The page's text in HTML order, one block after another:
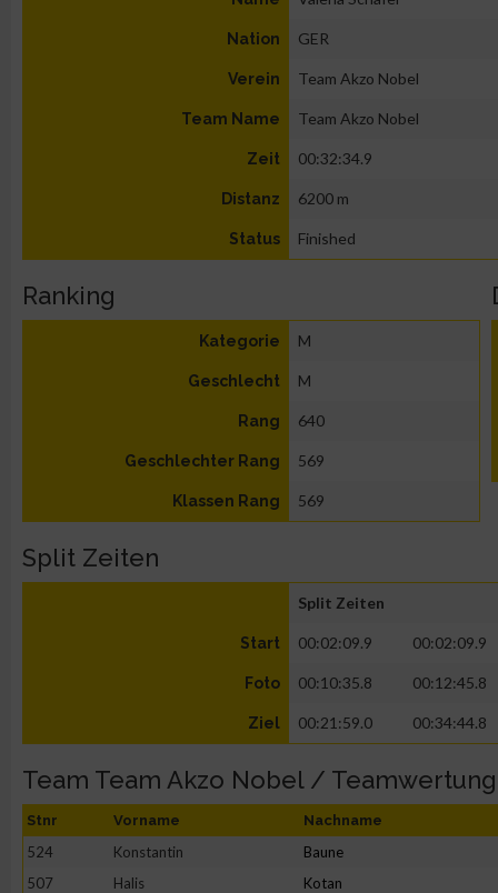
Nation GER
Verein Team Akzo Nobel
Team Name Team Akzo Nobel
Zeit 00:32:34.9
Distanz 6200 m
Status Finished
Ranking
Kategorie M
Geschlecht M
Rang 640
Geschlechter Rang 569
Klassen Rang 569
Split Zeiten
Split Zeiten
Start 00:02:09.9 00:02:09.9
Foto 00:10:35.8 00:12:45.8
Ziel 00:21:59.0 00:34:44.8
Team Team Akzo Nobel / Teamwertung
Stnr Vorname Nachname
524 Konstantin Baune
507
Halis Kotan